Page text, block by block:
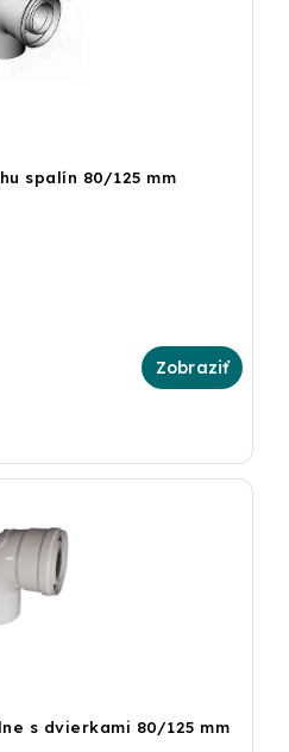
spalín 80/125 mm
45°
s dvierkami 80/125 mm